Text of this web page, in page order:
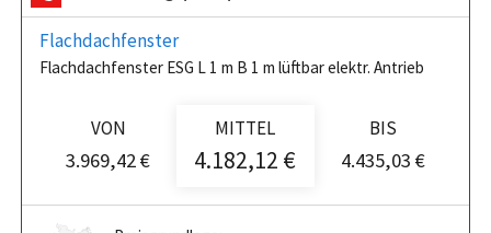
Flachdachfenster
Flachdachfenster ESG L 1 m B 1 m lüftbar elektr. Antrieb
VON
3.969,42 €
MITTEL
4.182,12 €
BIS
4.435,03 €